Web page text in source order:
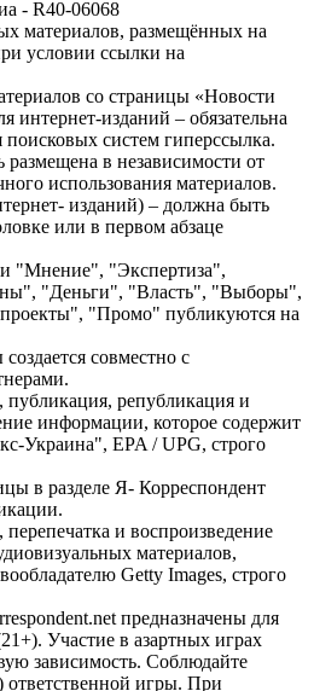
- R40-06068
материалов, размещённых на
условии ссылки на
со страницы «Новости
интернет-изданий – обязательна
поисковых систем гиперссылка.
в независимости от
использования материалов.
изданий) – должна быть
или в первом абзаце
"Мнение", "Экспертиза",
"Деньги", "Власть", "Выборы",
"Промо" публикуются на
совместно с
републикация и
информации, которое содержит
Украина", EPA / UPG, строго
в разделе Я- Корреспондент
и воспроизведение
материалов,
Getty Images, строго
предназначены для
Участие в азартных играх
зависимость. Соблюдайте
игры. При